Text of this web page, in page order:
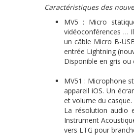
Caractéristiques des
MV5 : Micro
vidéoconférences …
un câble Micro B-
entrée Lightning
Disponible en gris
MV51 : Microphone
appareil iOS. Un
et volume du casque.
La résolution audio
Instrument
vers LTG pour